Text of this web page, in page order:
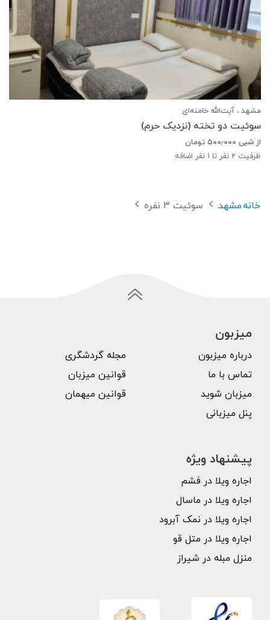
مشهد ، آیت‌الله خامنه‌ای
سوئیت دو تخته (نزدیک حرم)
از شبی ۵۰۰٫۰۰۰ تومان
ظرفیت 2 نفر تا 1 نفر اضافه
خانهمشهد سوئیت 3 نفره
میزبون
درباره میزبون
تماس با ما
میزبان شوید
پنل میزبانی
مجله گردشگری
قوانین میزبان
قوانین میهمان
پیشنهاد ویژه
اجاره ویلا در فشم
اجاره ویلا در ماسال
اجاره ویلا در نمک آبرود
اجاره ویلا در متل قو
منزل مبله در شیراز